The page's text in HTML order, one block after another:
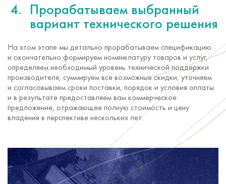
Прорабатываем выбранный
вариант технического решения
На этом этапе мы детально прорабатываем спецификацию
и окончательно формируем номенклатуру товаров и услуг,
определяем необходимый уровень технической поддержки
производителя, суммируем все возможные скидки, уточняем
и согласовываем сроки поставки, порядок и условия оплаты
и в результате предоставляем вам коммерческое
предложение, отражающее полную стоимость и цену
владения в перспективе нескольких лет.